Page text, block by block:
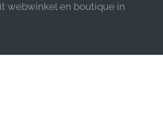
webwinkel en boutique in